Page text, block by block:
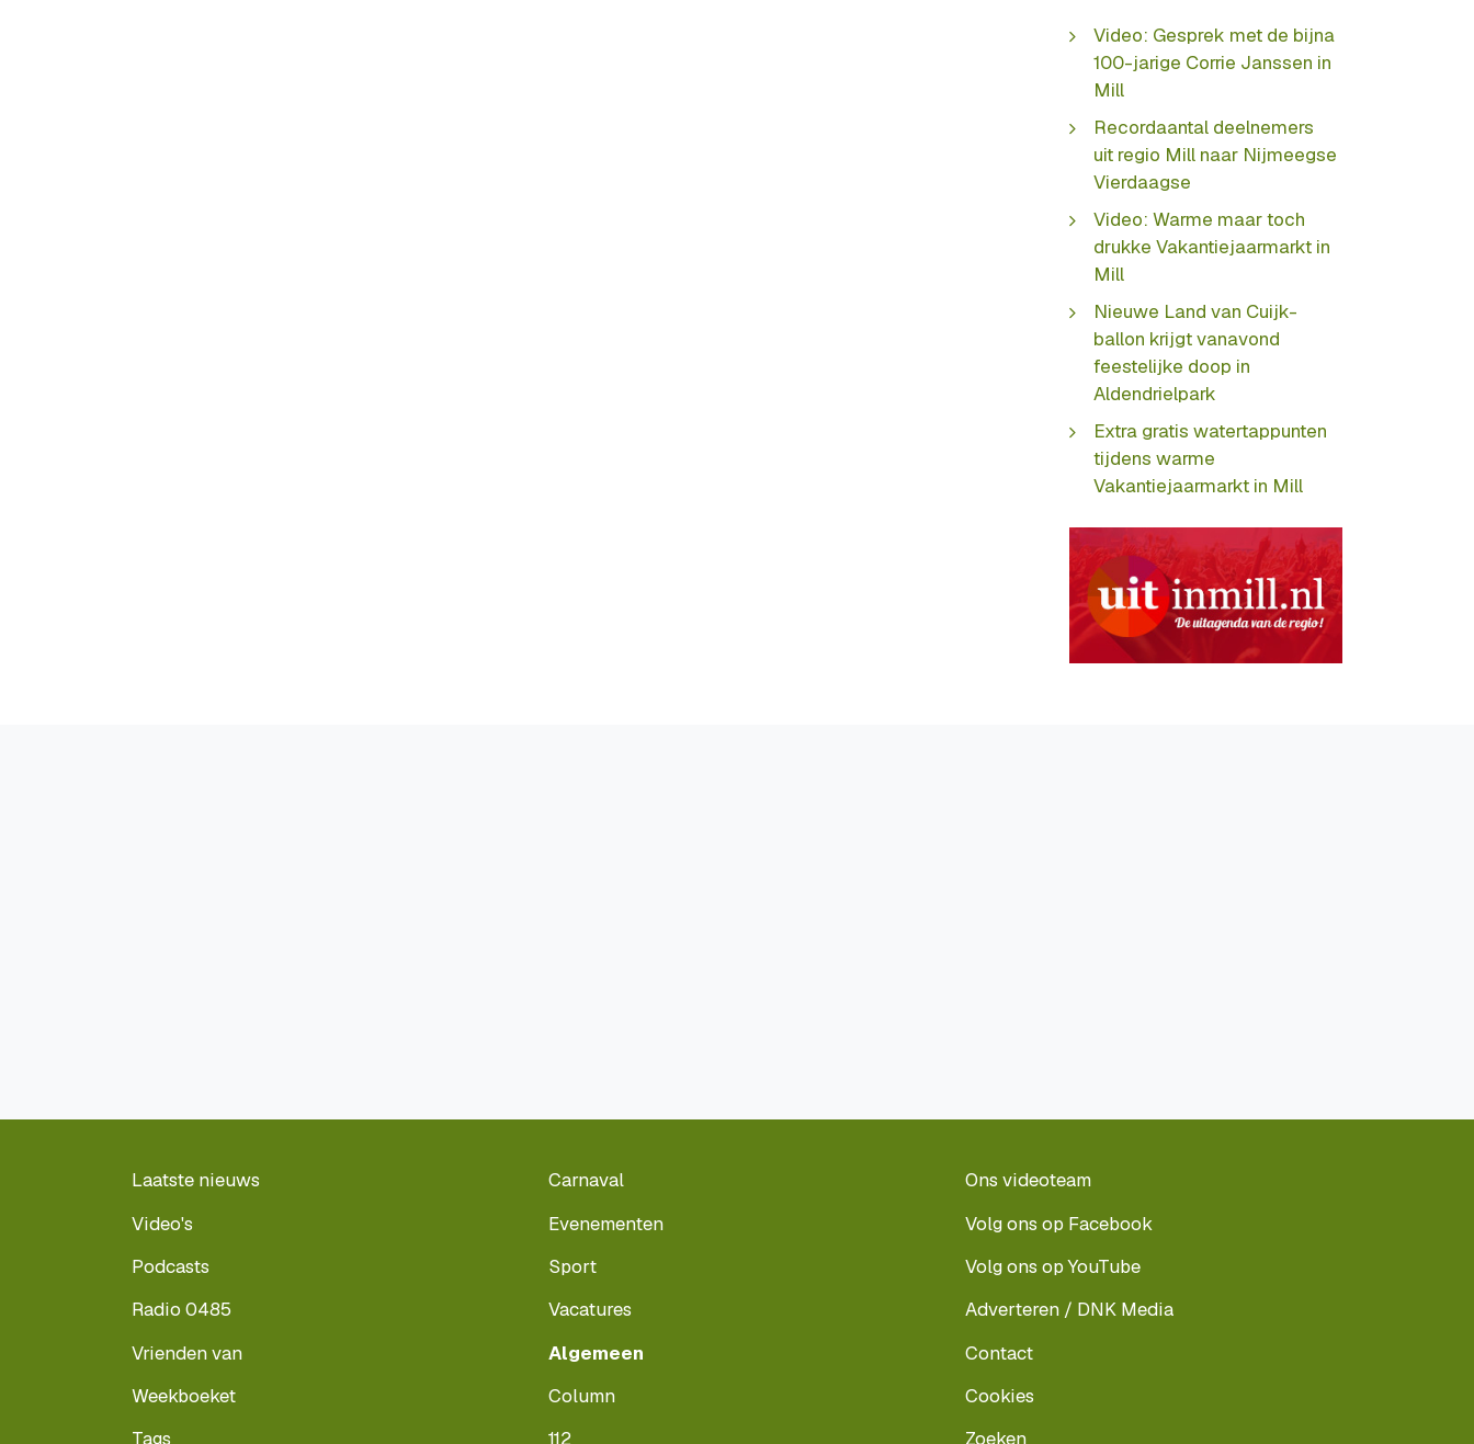
Video: Gesprek met de bijna
100-jarige Corrie Janssen in
Mill
Recordaantal deelnemers
uit regio Mill naar Nijmeegse
Vierdaagse
Video: Warme maar toch
drukke Vakantiejaarmarkt in
Mill
Nieuwe Land van Cuijk-
ballon krijgt vanavond
feestelijke doop in
Aldendrielpark
Extra gratis watertappunten
tijdens warme
Vakantiejaarmarkt in Mill
Laatste nieuws
Video's
Podcasts
Radio 0485
Vrienden van
Weekboeket
Tags
Carnaval
Evenementen
Sport
Vacatures
Algemeen
Column
112
Ons videoteam
Volg ons op Facebook
Volg ons op YouTube
Adverteren / DNK Media
Contact
Cookies
Zoeken